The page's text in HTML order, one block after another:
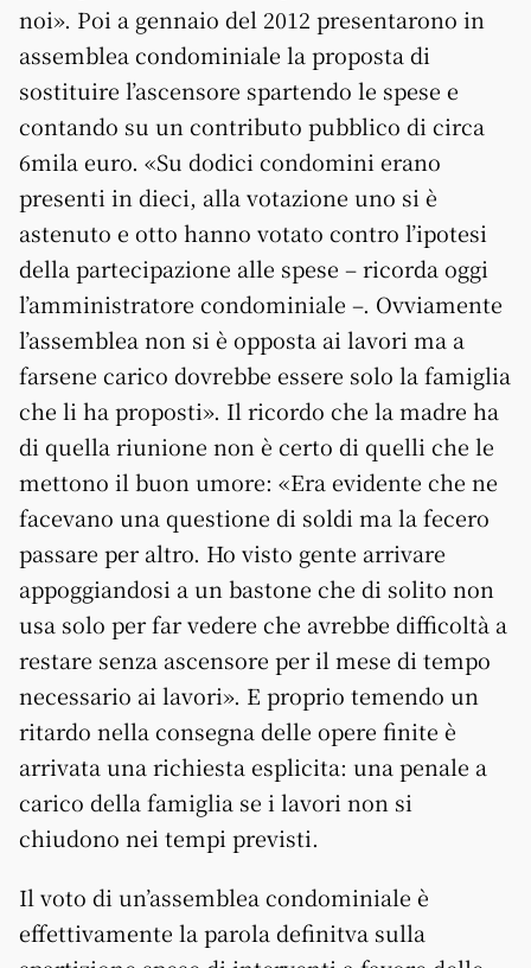
noi». Poi a gennaio del 2012 presentarono in
assemblea condominiale la proposta di
sostituire l’ascensore spartendo le spese e
contando su un contributo pubblico di circa
6mila euro. «Su dodici condomini erano
presenti in dieci, alla votazione uno si è
astenuto e otto hanno votato contro l’ipotesi
della partecipazione alle spese – ricorda oggi
l’amministratore condominiale –. Ovviamente
l’assemblea non si è opposta ai lavori ma a
farsene carico dovrebbe essere solo la famiglia
che li ha proposti». Il ricordo che la madre ha
di quella riunione non è certo di quelli che le
mettono il buon umore: «Era evidente che ne
facevano una questione di soldi ma la fecero
passare per altro. Ho visto gente arrivare
appoggiandosi a un bastone che di solito non
usa solo per far vedere che avrebbe difficoltà a
restare senza ascensore per il mese di tempo
necessario ai lavori». E proprio temendo un
ritardo nella consegna delle opere finite è
arrivata una richiesta esplicita: una penale a
carico della famiglia se i lavori non si
chiudono nei tempi previsti.
Il voto di un’assemblea condominiale è
effettivamente la parola definitva sulla